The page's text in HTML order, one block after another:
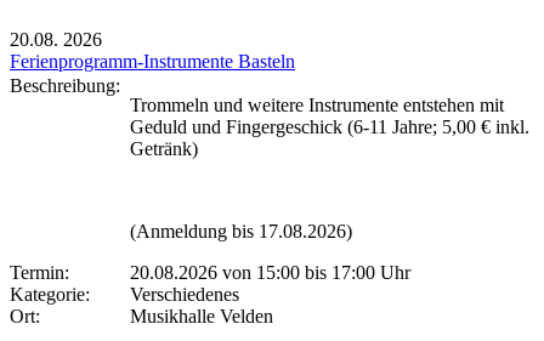
20.08. 2026
Ferienprogramm-Instrumente Basteln
Beschreibung:
Trommeln und weitere Instrumente entstehen mit
Geduld und Fingergeschick (6-11 Jahre; 5,00 € inkl.
Getränk)
(Anmeldung bis 17.08.2026)
Termin:
20.08.2026 von 15:00 bis 17:00 Uhr
Kategorie:
Verschiedenes
Ort:
Musikhalle Velden